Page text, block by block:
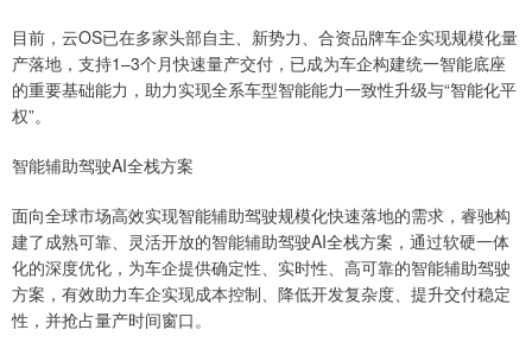
目前，云OS已在多家头部自主、新势力、合资品牌车企实现规模化量
产落地，支持1–3个月快速量产交付，已成为车企构建统一智能底座
的重要基础能力，助力实现全系车型智能能力一致性升级与“智能化平
权”。
智能辅助驾驶AI全栈方案
面向全球市场高效实现智能辅助驾驶规模化快速落地的需求，睿驰构
建了成熟可靠、灵活开放的智能辅助驾驶AI全栈方案，通过软硬一体
化的深度优化，为车企提供确定性、实时性、高可靠的智能辅助驾驶
方案，有效助力车企实现成本控制、降低开发复杂度、提升交付稳定
性，并抢占量产时间窗口。